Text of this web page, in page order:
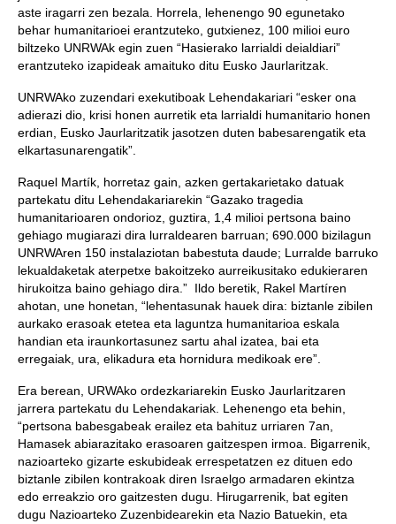
aste iragarri zen bezala. Horrela, lehenengo 90 egunetako
behar humanitarioei erantzuteko, gutxienez, 100 milioi euro
biltzeko UNRWAk egin zuen “Hasierako larrialdi deialdiari”
erantzuteko izapideak amaituko ditu Eusko Jaurlaritzak.
UNRWAko zuzendari exekutiboak Lehendakariari “esker ona
adierazi dio, krisi honen aurretik eta larrialdi humanitario honen
erdian, Eusko Jaurlaritzatik jasotzen duten babesarengatik eta
elkartasunarengatik”.
Raquel Martík, horretaz gain, azken gertakarietako datuak
partekatu ditu Lehendakariarekin “Gazako tragedia
humanitarioaren ondorioz, guztira, 1,4 milioi pertsona baino
gehiago mugiarazi dira lurraldearen barruan; 690.000 bizilagun
UNRWAren 150 instalaziotan babestuta daude; Lurralde barruko
lekualdaketak aterpetxe bakoitzeko aurreikusitako edukieraren
hirukoitza baino gehiago dira.” Ildo beretik, Rakel Martíren
ahotan, une honetan, “lehentasunak hauek dira: biztanle zibilen
aurkako erasoak etetea eta laguntza humanitarioa eskala
handian eta iraunkortasunez sartu ahal izatea, bai eta
erregaiak, ura, elikadura eta hornidura medikoak ere”.
Era berean, URWAko ordezkariarekin Eusko Jaurlaritzaren
jarrera partekatu du Lehendakariak. Lehenengo eta behin,
“pertsona babesgabeak erailez eta bahituz urriaren 7an,
Hamasek abiarazitako erasoaren gaitzespen irmoa. Bigarrenik,
nazioarteko gizarte eskubideak errespetatzen ez dituen edo
biztanle zibilen kontrakoak diren Israelgo armadaren ekintza
edo erreakzio oro gaitzesten dugu. Hirugarrenik, bat egiten
dugu Nazioarteko Zuzenbidearekin eta Nazio Batuekin, eta